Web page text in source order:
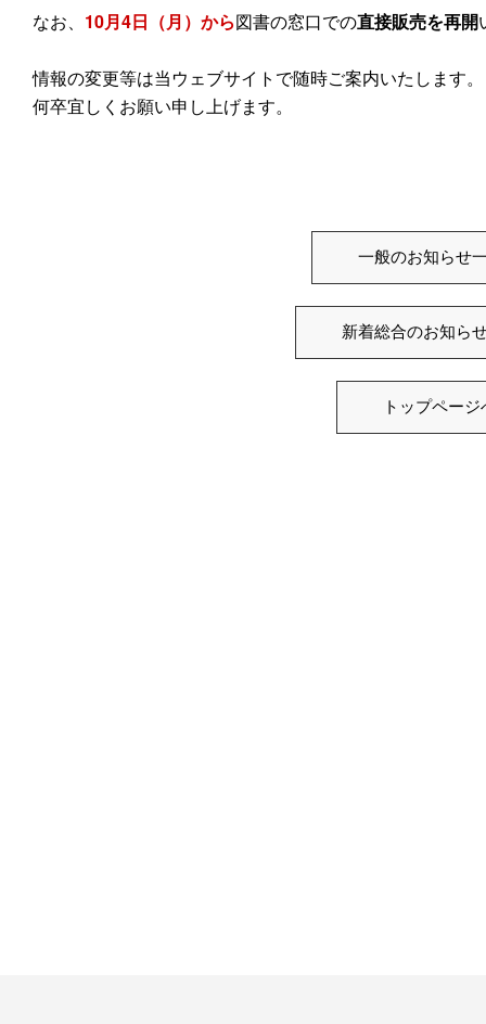
なお、 10月4日（月）から図書の窓口での直接販売を再開
情報の変更等は当ウェブサイトで随時ご案内いたします。
何卒宜しくお願い申し上げます。
一般のお知らせ
新着総合のお知ら
トップページ